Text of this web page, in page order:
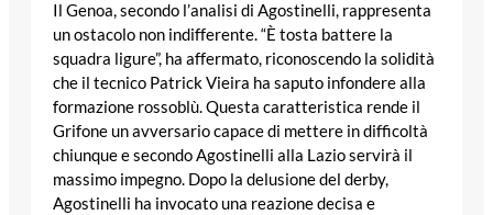
Il Genoa, secondo l’analisi di Agostinelli, rappresenta
un ostacolo non indifferente. “È tosta battere la
squadra ligure”, ha affermato, riconoscendo la solidità
che il tecnico Patrick Vieira ha saputo infondere alla
formazione rossoblù. Questa caratteristica rende il
Grifone un avversario capace di mettere in difficoltà
chiunque e secondo Agostinelli alla Lazio servirà il
massimo impegno. Dopo la delusione del derby,
Agostinelli ha invocato una reazione decisa e